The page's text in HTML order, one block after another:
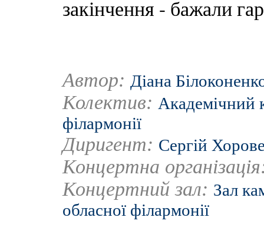
закінчення - бажали
Автор: Діана
Колектив: Академічний
філармонії
Диригент: Сергій
Концертна
Концертний зал: Зал
обласної філармонії